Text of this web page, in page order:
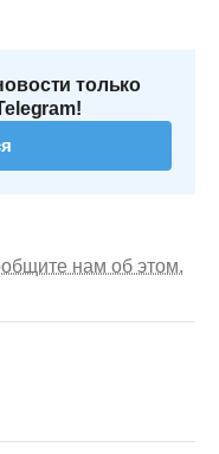
только
нам об этом.